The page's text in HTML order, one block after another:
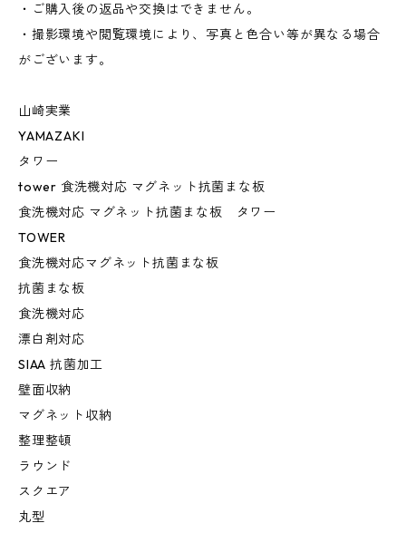
・ご購入後の返品や交換はできません。
・撮影環境や閲覧環境により、写真と色合い等が異なる場合
がございます。
山崎実業
YAMAZAKI
タワー
tower 食洗機対応 マグネット抗菌まな板
食洗機対応 マグネット抗菌まな板 タワー
TOWER
食洗機対応マグネット抗菌まな板
抗菌まな板
食洗機対応
漂白剤対応
SIAA 抗菌加工
壁面収納
マグネット収納
整理整頓
ラウンド
スクエア
丸型